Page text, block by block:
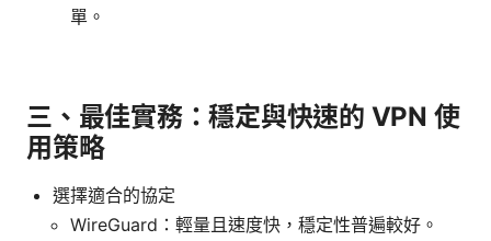
單。
三、最佳實務：穩定與快速的 VPN 使
用策略
選擇適合的協定
WireGuard：輕量且速度快，穩定性普遍較好。